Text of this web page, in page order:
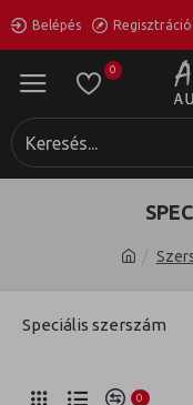
Belépés Regisztráció
0
Speciális szerszám
0